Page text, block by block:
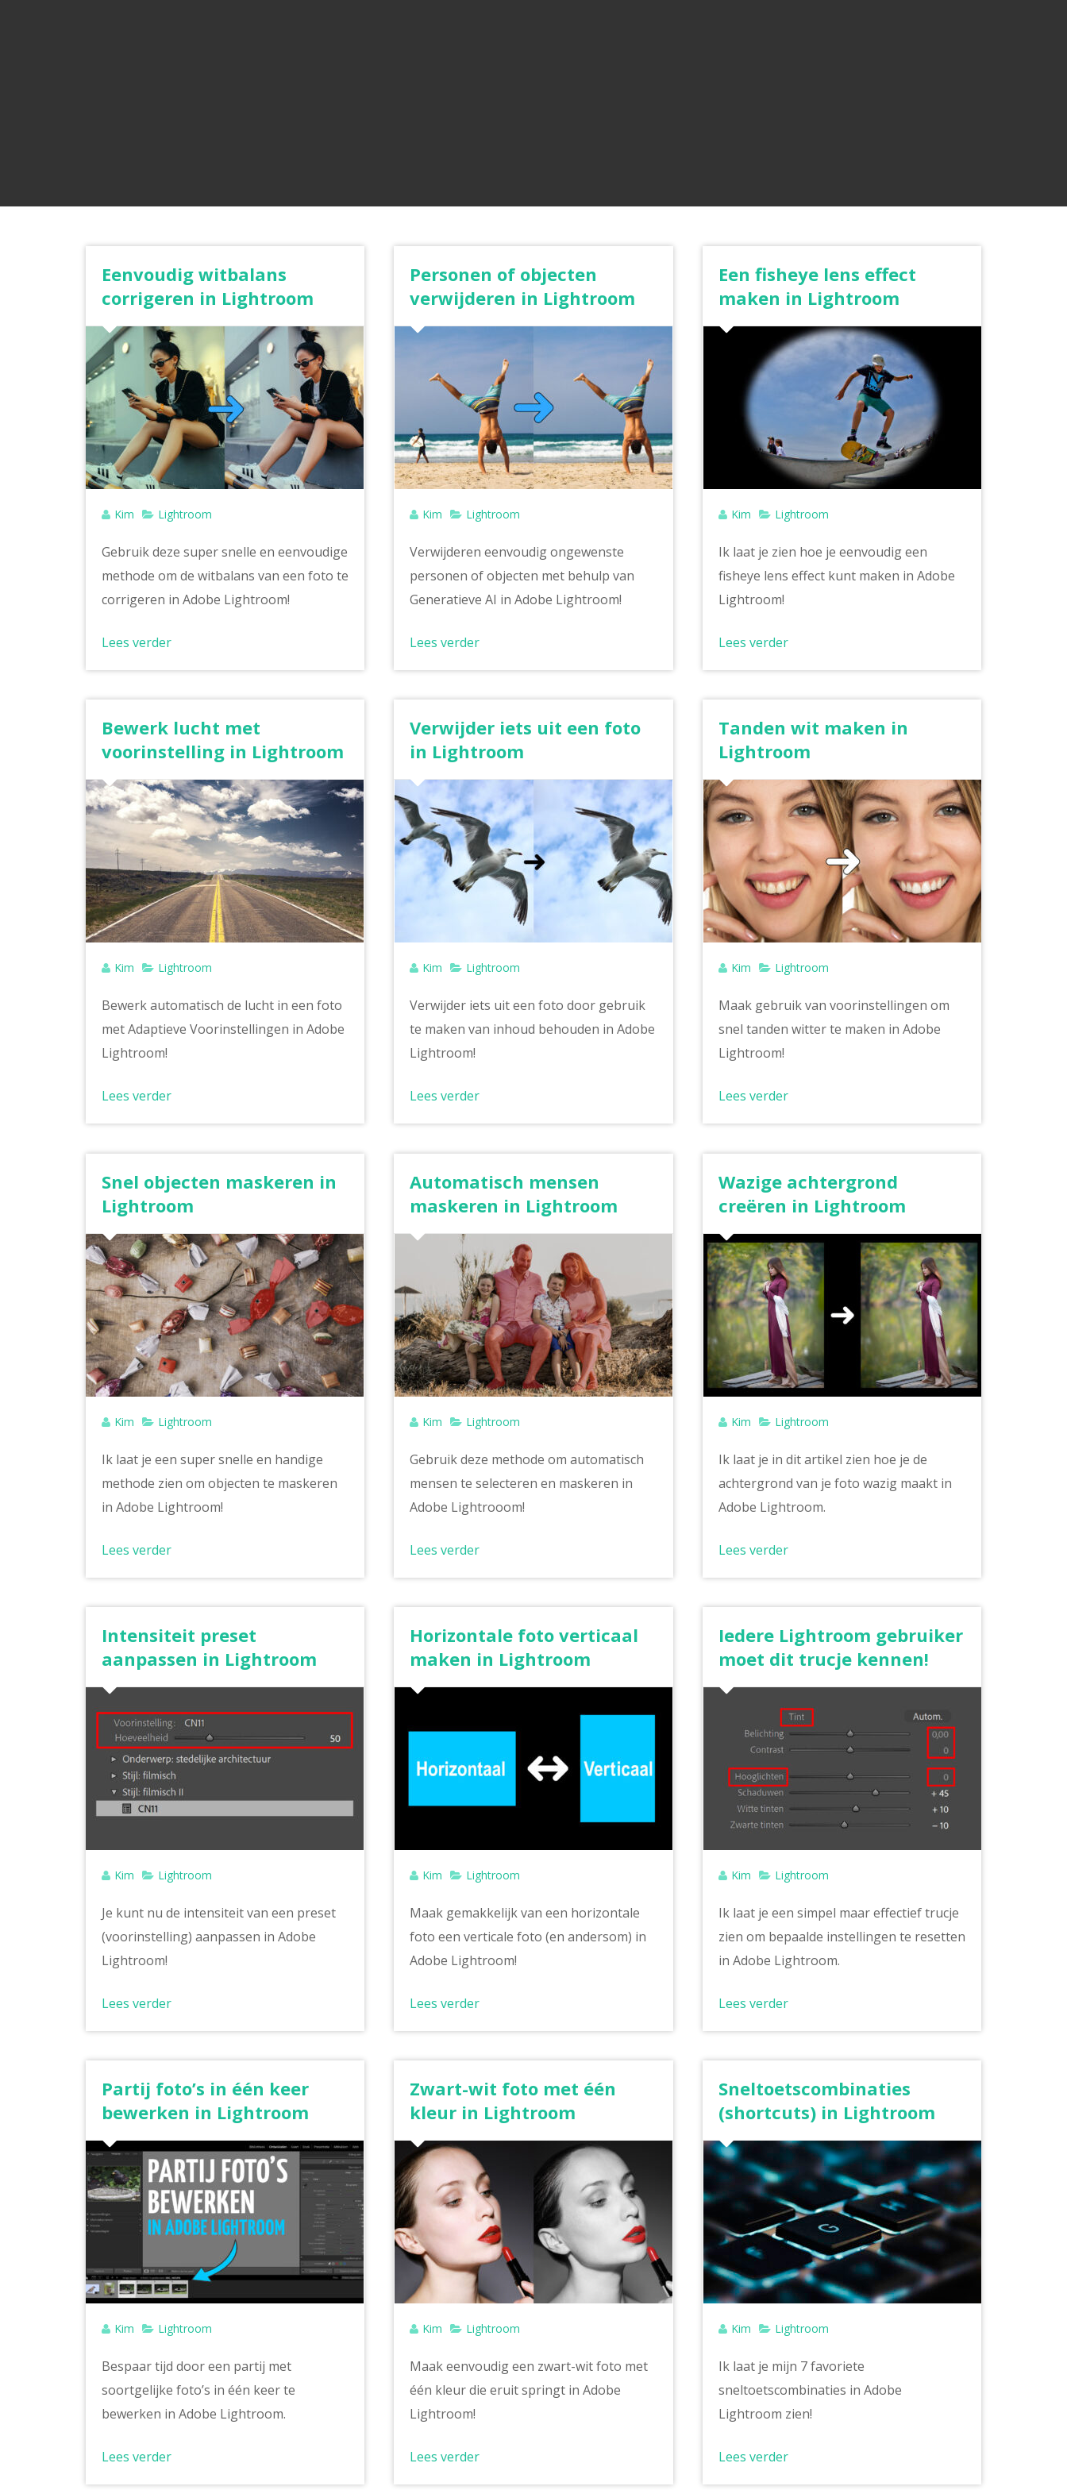
Eenvoudig witbalans
corrigeren in Lightroom
Kim Lightroom
Gebruik deze super snelle en eenvoudige
methode om de witbalans van een foto te
corrigeren in Adobe Lightroom!
Lees verder
Personen of objecten
verwijderen in Lightroom
Kim Lightroom
Verwijderen eenvoudig ongewenste
personen of objecten met behulp van
Generatieve AI in Adobe Lightroom!
Lees verder
Een fisheye lens effect
maken in Lightroom
Kim Lightroom
Ik laat je zien hoe je eenvoudig een
fisheye lens effect kunt maken in Adobe
Lightroom!
Lees verder
Bewerk lucht met
voorinstelling in Lightroom
Kim Lightroom
Bewerk automatisch de lucht in een foto
met Adaptieve Voorinstellingen in Adobe
Lightroom!
Lees verder
Verwijder iets uit een foto
in Lightroom
Kim Lightroom
Verwijder iets uit een foto door gebruik
te maken van inhoud behouden in Adobe
Lightroom!
Lees verder
Tanden wit maken in
Lightroom
Kim Lightroom
Maak gebruik van voorinstellingen om
snel tanden witter te maken in Adobe
Lightroom!
Lees verder
Snel objecten maskeren in
Lightroom
Kim Lightroom
Ik laat je een super snelle en handige
methode zien om objecten te maskeren
in Adobe Lightroom!
Lees verder
Automatisch mensen
maskeren in Lightroom
Kim Lightroom
Gebruik deze methode om automatisch
mensen te selecteren en maskeren in
Adobe Lightrooom!
Lees verder
Wazige achtergrond
creëren in Lightroom
Kim Lightroom
Ik laat je in dit artikel zien hoe je de
achtergrond van je foto wazig maakt in
Adobe Lightroom.
Lees verder
Intensiteit preset
aanpassen in Lightroom
Kim Lightroom
Je kunt nu de intensiteit van een preset
(voorinstelling) aanpassen in Adobe
Lightroom!
Lees verder
Horizontale foto verticaal
maken in Lightroom
Kim Lightroom
Maak gemakkelijk van een horizontale
foto een verticale foto (en andersom) in
Adobe Lightroom!
Lees verder
Iedere Lightroom gebruiker
moet dit trucje kennen!
Kim Lightroom
Ik laat je een simpel maar effectief trucje
zien om bepaalde instellingen te resetten
in Adobe Lightroom.
Lees verder
Partij foto’s in één keer
bewerken in Lightroom
Kim Lightroom
Bespaar tijd door een partij met
soortgelijke foto’s in één keer te
bewerken in Adobe Lightroom.
Lees verder
Zwart-wit foto met één
kleur in Lightroom
Kim Lightroom
Maak eenvoudig een zwart-wit foto met
één kleur die eruit springt in Adobe
Lightroom!
Lees verder
Sneltoetscombinaties
(shortcuts) in Lightroom
Kim Lightroom
Ik laat je mijn 7 favoriete
sneltoetscombinaties in Adobe
Lightroom zien!
Lees verder